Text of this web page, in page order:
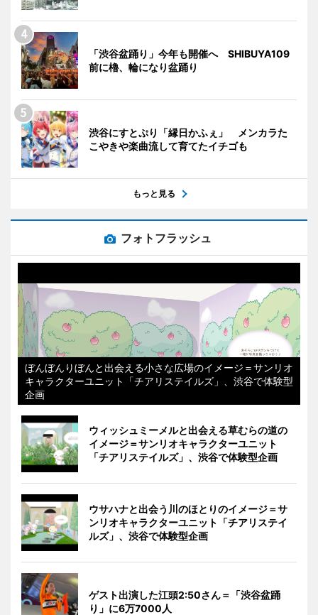
「渋谷盆踊り」今年も開催へ SHIBUYA109
前に櫓、輪になり盆踊り
渋谷にすとぷり「縁日かふぇ」 メンカラた
こやきや楽曲流して育てたイチゴも
もっと見る
フォトフラッシュ
ぼんぼんりぼんと出会える小さな広場のイメージ＝サンリオ
キャラクターユニット「チアリステイルズ」、渋谷で体験型
企画
ウィッシュミーメルと出会える草むらの道の
イメージ＝サンリオキャラクターユニット
「チアリステイルズ」、渋谷で体験型企画
ウサハナと出会う川のほとりのイメージ＝サ
ンリオキャラクターユニット「チアリステイ
ルズ」、渋谷で体験型企画
ゲスト出演した江頭2:50さん＝「渋谷盆踊
り」に6万7000人